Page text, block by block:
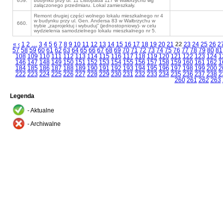
załączonego przedmiaru. Lokal zamieszkały.
660.
Remont drugiej części wolnego lokalu mieszkalnego nr 4
w budynku przy ul. Gen. Andersa 83 w Wałbrzychu w
trybie „zaprojektuj i wybuduj” (jednostopniowy)- w celu
wydzielenia samodzielnego lokalu mieszkalnego nr 5.
« ‹ 1 2 … 3 4 5 6 7 8 9 10 11 12 13 14 15 16 17 18 19 20 21 22 23 24 25 26
57 58 59 60 61 62 63 64 65 66 67 68 69 70 71 72 73 74 75 76 77 78 79 80 81
108 109 110 111 112 113 114 115 116 117 118 119 120 121 122 123 124
146 147 148 149 150 151 152 153 154 155 156 157 158 159 160 161 162
184 185 186 187 188 189 190 191 192 193 194 195 196 197 198 199 200
222 223 224 225 226 227 228 229 230 231 232 233 234 235 236 237 238
260 261 262 263
Legenda
- Aktualne
- Archiwalne